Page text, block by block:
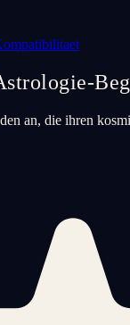
an, die ihren